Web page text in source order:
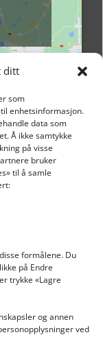
ditt
som
enhetsinformasjon.
data som
Å ikke samtykke
på visse
bruker
til å samle
formålene. Du
på Endre
trykke «Lagre
og annen
ved